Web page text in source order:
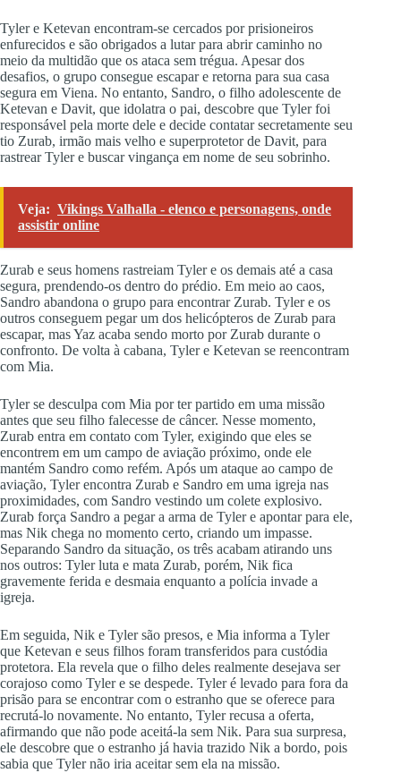
Tyler e Ketevan encontram-se cercados por prisioneiros
enfurecidos e são obrigados a lutar para abrir caminho no
meio da multidão que os ataca sem trégua. Apesar dos
desafios, o grupo consegue escapar e retorna para sua casa
segura em Viena. No entanto, Sandro, o filho adolescente de
Ketevan e Davit, que idolatra o pai, descobre que Tyler foi
responsável pela morte dele e decide contatar secretamente seu
tio Zurab, irmão mais velho e superprotetor de Davit, para
rastrear Tyler e buscar vingança em nome de seu sobrinho.
Veja: Vikings Valhalla - elenco e personagens, onde
assistir online
Zurab e seus homens rastreiam Tyler e os demais até a casa
segura, prendendo-os dentro do prédio. Em meio ao caos,
Sandro abandona o grupo para encontrar Zurab. Tyler e os
outros conseguem pegar um dos helicópteros de Zurab para
escapar, mas Yaz acaba sendo morto por Zurab durante o
confronto. De volta à cabana, Tyler e Ketevan se reencontram
com Mia.
Tyler se desculpa com Mia por ter partido em uma missão
antes que seu filho falecesse de câncer. Nesse momento,
Zurab entra em contato com Tyler, exigindo que eles se
encontrem em um campo de aviação próximo, onde ele
mantém Sandro como refém. Após um ataque ao campo de
aviação, Tyler encontra Zurab e Sandro em uma igreja nas
proximidades, com Sandro vestindo um colete explosivo.
Zurab força Sandro a pegar a arma de Tyler e apontar para ele,
mas Nik chega no momento certo, criando um impasse.
Separando Sandro da situação, os três acabam atirando uns
nos outros: Tyler luta e mata Zurab, porém, Nik fica
gravemente ferida e desmaia enquanto a polícia invade a
igreja.
Em seguida, Nik e Tyler são presos, e Mia informa a Tyler
que Ketevan e seus filhos foram transferidos para custódia
protetora. Ela revela que o filho deles realmente desejava ser
corajoso como Tyler e se despede. Tyler é levado para fora da
prisão para se encontrar com o estranho que se oferece para
recrutá-lo novamente. No entanto, Tyler recusa a oferta,
afirmando que não pode aceitá-la sem Nik. Para sua surpresa,
ele descobre que o estranho já havia trazido Nik a bordo, pois
sabia que Tyler não iria aceitar sem ela na missão.